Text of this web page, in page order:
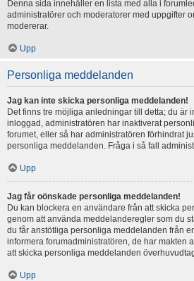
Denna sida innehåller en lista med alla i
administratörer och moderatorer med uppgifter
modererar.
Upp
Personliga meddelanden
Jag kan inte skicka personliga meddelanden!
Det finns tre möjliga anledningar till detta; du är
inloggad, administratören har inaktiverat
forumet, eller så har administratören förhindrat
personliga meddelanden. Fråga i så fall
Upp
Jag får oönskade personliga meddelanden!
Du kan blockera en användare från att skicka
genom att använda meddelanderegler som du
du får anstötliga personliga meddelanden från
informera forumadministratören, de har makten
att skicka personliga meddelanden
Upp